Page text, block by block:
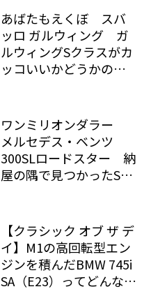
あばたもえくぼ スバ
ッロ ガルウィング ガ
ルウィングSクラスがカ
ッコいいかどうかの判
ワンミリオンダラー
メルセデス・ベンツ
300SLロードスター 納
屋の隅で見つかったSL
【クラシック オブ ザ デ
イ】M1の高回転型エン
ジンを積んだBMW 745i
SA（E23）ってどんなク